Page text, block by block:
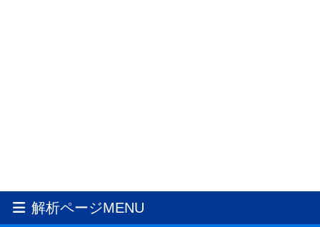
解析ページMENU